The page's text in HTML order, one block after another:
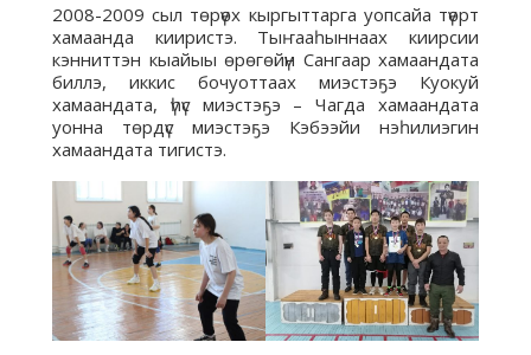
2008-2009 сыл төрүөх кыргыттарга уопсайа түөрт
хамаанда кииристэ. Тыҥааһыннаах киирсии
кэнниттэн кыайыы өрөгөйүн Сангаар хамаандата
биллэ, иккис бочуоттаах миэстэҕэ Куокуй
хамаандата, үһүс миэстэҕэ – Чагда хамаандата
уонна төрдүс миэстэҕэ Кэбээйи нэһилиэгин
хамаандата тигистэ.